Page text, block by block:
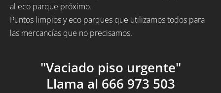
al eco parque próximo.
Puntos limpios y eco parques que utilizamos todos para
las mercancías que no precisamos.
"Vaciado piso urgente"
Llama al 666 973 503